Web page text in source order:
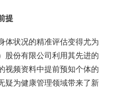
提
体状况的精准评估变得尤为
股份有限公司利用其先进的
视频资料中提前预知个体的
疑为健康管理领域带来了新